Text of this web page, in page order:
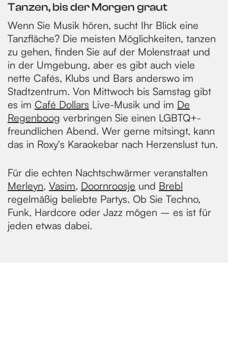
Tanzen, bis der Morgen graut
Wenn Sie Musik hören, sucht Ihr Blick eine
Tanzfläche? Die meisten Möglichkeiten, tanzen
zu gehen, finden Sie auf der Molenstraat und
in der Umgebung, aber es gibt auch viele
nette Cafés, Klubs und Bars anderswo im
Stadtzentrum. Von Mittwoch bis Samstag gibt
es im Café Dollars Live-Musik und im De
Regenboog verbringen Sie einen LGBTQ+-
freundlichen Abend. Wer gerne mitsingt, kann
das in Roxy's Karaokebar nach Herzenslust tun.
Für die echten Nachtschwärmer veranstalten
Merleyn, Vasim, Doornroosje und Brebl
regelmäßig beliebte Partys. Ob Sie Techno,
Funk, Hardcore oder Jazz mögen – es ist für
jeden etwas dabei.